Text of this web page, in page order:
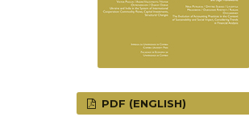
PDF (ENGLISH)